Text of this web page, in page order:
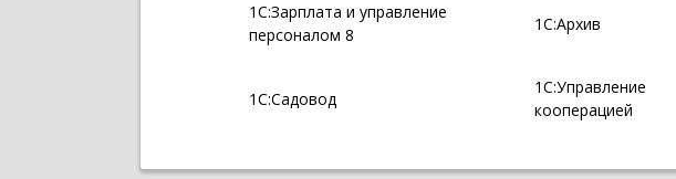
1С:Зарплата и управление
персоналом 8
1С:Архив
1С:Садовод
1С:Управление
кооперацией